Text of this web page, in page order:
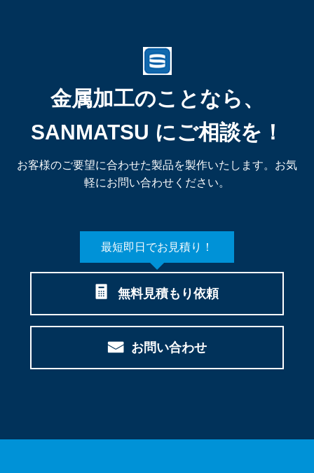
金属加工のことなら、
SANMATSU にご相談を！
お客様のご要望に合わせた製品を製作いたします。お気
軽にお問い合わせください。
無料見積もり依頼
最短即日でお見積り！
お問い合わせ